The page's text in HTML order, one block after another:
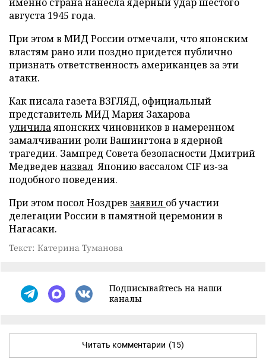
именно страна нанесла ядерный удар шестого
августа 1945 года.
При этом в МИД России отмечали, что японским
властям рано или поздно придется публично
признать ответственность американцев за эти
атаки.
Как писала газета ВЗГЛЯД, официальный
представитель МИД Мария Захарова
уличилаяпонских чиновников в намеренном
замалчивании роли Вашингтона в ядерной
трагедии. Зампред Совета безопасности Дмитрий
Медведев назвал Японию вассалом CIF из-за
подобного поведения.
При этом посол Ноздрев заявил об участии
делегации России в памятной церемонии в
Нагасаки.
Текст: Катерина Туманова
Подписывайтесь на наши
каналы
Читать комментарии (15)